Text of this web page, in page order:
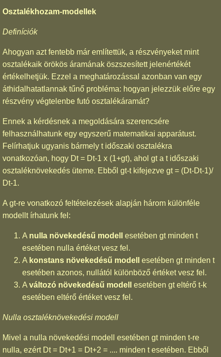
Osztalékhozam-modellek
Definíciók
Ahogyan azt fentebb már említettük, a részvényeket mint
osztalékaik örökös áramának öszszesített jelenértékét
értékelhetjük. Ezzel a meghatározással azonban van egy
áthidalhatatlannak tűnő probléma: hogyan jelezzük előre egy
részvény végtelenbe futó osztalékáramát?
Ennek a kérdésnek a megoldására szerencsére
felhasználhatunk egy egyszerű matematikai apparátust.
Felírhatjuk ugyanis bármely t időszaki osztalékra
vonatkozóan, hogy Dt = Dt-1 x (1+gt), ahol gt a t időszaki
osztaléknövekedés üteme. Ebből gt-t kifejezve gt = (Dt-Dt-1)/
Dt-1.
A gt-re vonatkozó feltételezések alapján három különféle
modellt írhatunk fel:
A nulla növekedésű modell
esetében gt minden t
esetében nulla értéket vesz fel.
A konstans növekedésű modell
esetében gt minden t
esetében azonos, nullától különböző értéket vesz fel.
A változó növekedésű modell
esetében gt eltérő t-k
esetében eltérő értéket vesz fel.
Nulla osztaléknövekedési modell
Mivel a nulla növekedési modell esetében gt minden t-re
nulla, ezért Dt = Dt+1 = Dt+2 = .... minden t esetében. Ebből